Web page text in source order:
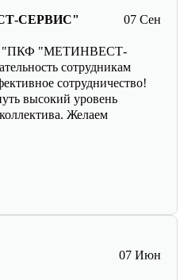
07 Сен
СЕРВИС"
"ПКФ "МЕТИНВЕСТ-
сотрудникам
сотрудничество!
высокий уровень
Желаем
07 Июн